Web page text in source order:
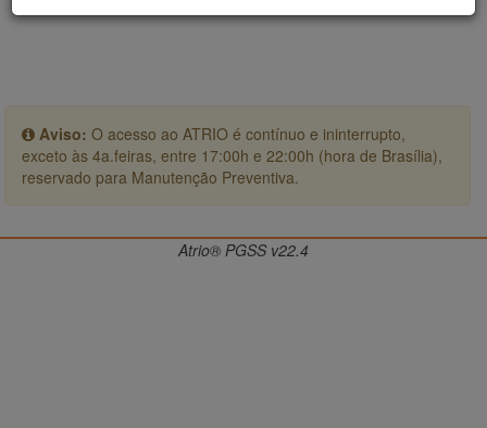
Aviso: O acesso ao ATRIO é contínuo e ininterrupto,
exceto às 4a.feiras, entre 17:00h e 22:00h (hora de Brasília),
reservado para Manutenção Preventiva.
Atrio® PGSS v22.4